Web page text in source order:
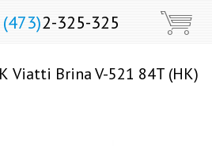
2-325-325
Viatti Brina V-521 84T (НК)